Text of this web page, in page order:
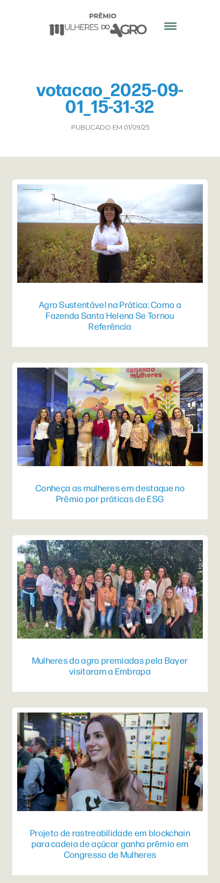
votacao_2025-09-
01_15-31-32
PUBLICADO EM 01/09/25
Agro Sustentável na Prática: Como a
Fazenda Santa Helena Se Tornou
Referência
Conheça as mulheres em destaque no
Prêmio por práticas de ESG
Mulheres do agro premiadas pela Bayer
visitaram a Embrapa
Projeto de rastreabilidade em blockchain
para cadeia de açúcar ganha prêmio em
Congresso de Mulheres